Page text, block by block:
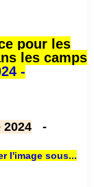
pour les
les camps
-
2024 -
l'image sous...